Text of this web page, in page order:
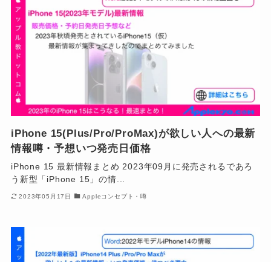
iPhone 15(Plus/Pro/ProMax)が欲しい人への最新
情報噂・予想いつ発売日価格
iPhone 15 最新情報まとめ 2023年09月に発売されるであろ
う新型「iPhone 15」の情...
2023年05月17日 Appleコンセプト・噂